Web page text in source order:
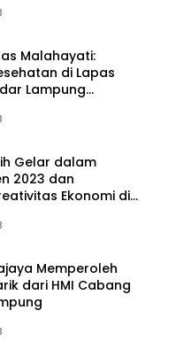
Malahayati:
di Lapas
Lampung
Berbasis
Gelar dalam
2023 dan
Ekonomi di
Memperoleh
dari HMI Cabang